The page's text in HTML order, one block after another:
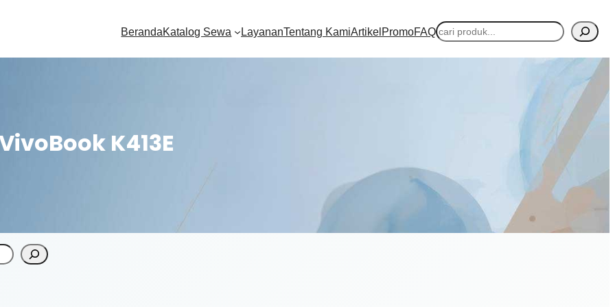
BerandaKatalog Sewa LayananTentang KamiArtikel PromoFAQCari
K413E